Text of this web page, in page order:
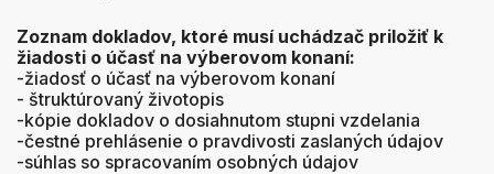
Zoznam dokladov, ktoré musí uchádzač priložiť k
žiadosti o účasť na výberovom konaní:
-žiadosť o účasť na výberovom konaní
- štruktúrovaný životopis
-kópie dokladov o dosiahnutom stupni vzdelania
-čestné prehlásenie o pravdivosti zaslaných údajov
-súhlas so spracovaním osobných údajov